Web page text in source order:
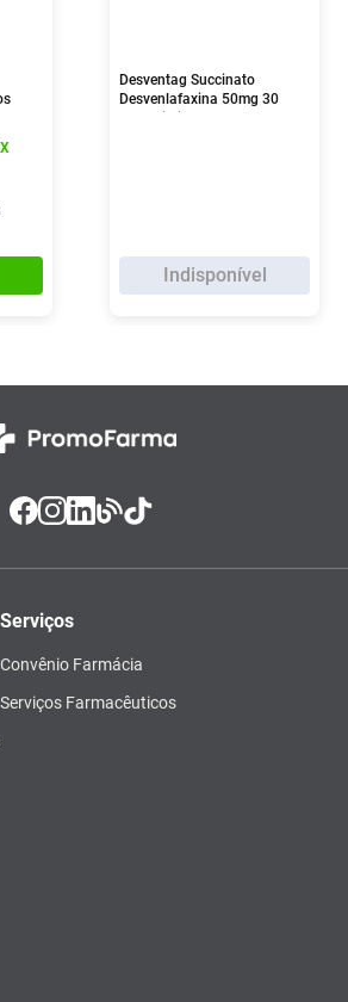
Desventag Succinato
Desvenlafaxina 50mg 30
Indisponível
Serviços
Convênio Farmácia
Serviços Farmacêuticos